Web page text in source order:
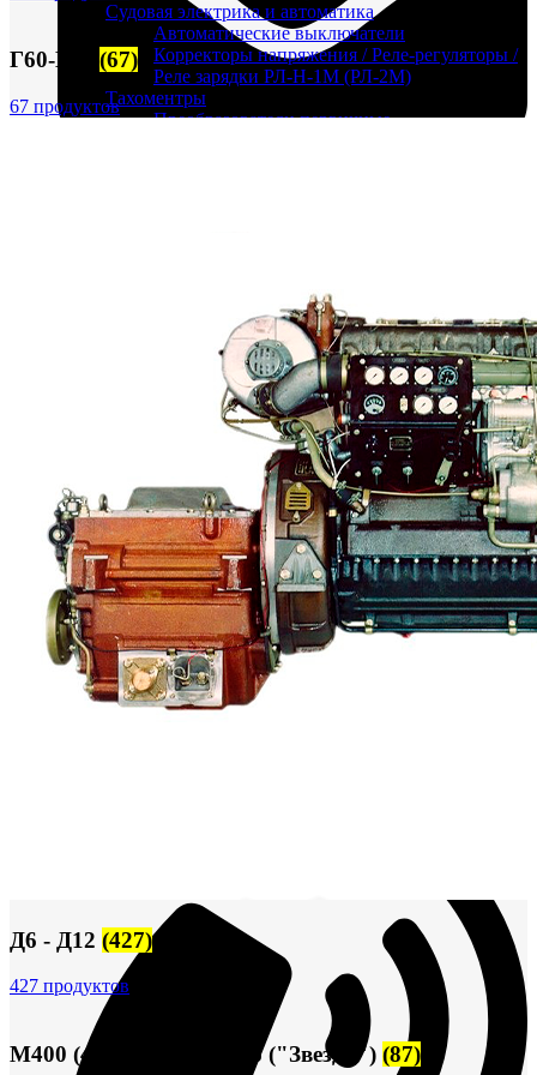
Судовая электрика и автоматика
Автоматические выключатели
Корректоры напряжения / Реле-регуляторы /
Реле зарядки РЛ-Н-1М (РЛ-2М)
Тахоментры
Преобразователи первичные
Другие измерительные приборы
Мегаомметры
Омметры
Фазометры
Частотомеры
Щитовые реле
Электродвигатели
М400 (401), М500, М756 ("Звезда")
Пускатели
Разное
Светильники судовые
Сигнализация и автоматика
Судовая запорная арматура
Фильтры и фильтроэлементы
Корпусы гидравлических фильтров ФГС
Фильтрующие элементы гидравлических фильтров
ФГС
Фильтры гидравлические ФГС в сборе
Фонари
Г60-Г72 (67)
67 продуктов
Д6 - Д12 (427)
427 продуктов
М400 (401), М500, М756 ("Звезда") (87)